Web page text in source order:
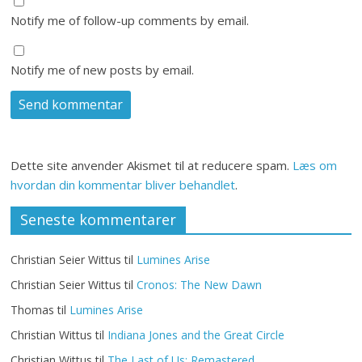
Notify me of follow-up comments by email.
Notify me of new posts by email.
Dette site anvender Akismet til at reducere spam. Læs om
hvordan din kommentar bliver behandlet.
Seneste kommentarer
Christian Seier Wittus til Lumines Arise
Christian Seier Wittus tilCronos: The New Dawn
Thomas til Lumines Arise
Christian Wittus til Indiana Jones and the Great Circle